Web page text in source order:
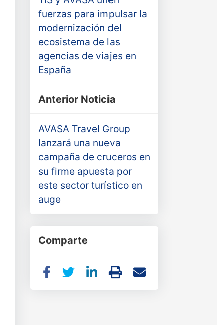
fuerzas para impulsar la
modernización del
ecosistema de las
agencias de viajes en
España
Anterior Noticia
AVASA Travel Group
lanzará una nueva
campaña de cruceros en
su firme apuesta por
este sector turístico en
auge
Comparte